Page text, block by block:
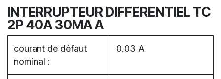
INTERRUPTEUR DIFFERENTIEL TC
2P 40A 30MA A
courant de défaut
nominal :
0.03 A